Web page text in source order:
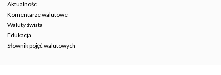
Aktualności
Komentarze walutowe
Waluty świata
Edukacja
Słownik pojęć walutowych